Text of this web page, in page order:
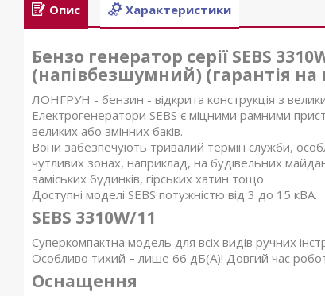
Опис Характеристики
Бензо генератор серії SEBS
(напівбезшумний) (гарантія на
ЛОНГРУН - бензин - відкрита конструкція з
Електрогенератори SEBS є міцними рамними
великих або змінних баків.
Вони забезпечують тривалий термін служби,
чутливих зонах, наприклад, на будівельних
заміських будинків, гірських хатин тощо.
Доступні моделі SEBS потужністю від 3 до 15 кВА.
SEBS 3310W/11
Суперкомпактна модель для всіх видів ручних
Особливо тихий – лише 66 дБ(А)! Довгий час
Оснащення